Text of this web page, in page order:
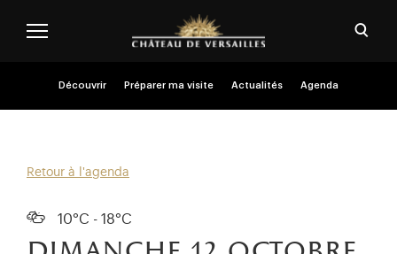
Découvrir Préparer ma visite Actualités Agenda
Retour à l'agenda
10°C - 18°C